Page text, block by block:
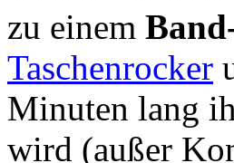
zu einem
Taschenrocker
Minuten lang
wird (außer